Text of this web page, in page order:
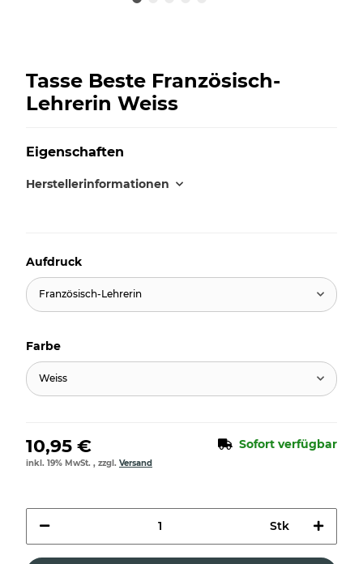
Tasse Beste Französisch-
Lehrerin Weiss
Eigenschaften
Herstellerinformationen
Aufdruck
Französisch-Lehrerin
Farbe
Weiss
10,95 € Sofort verfügbar
inkl. 19% MwSt. , zzgl. Versand
Stk